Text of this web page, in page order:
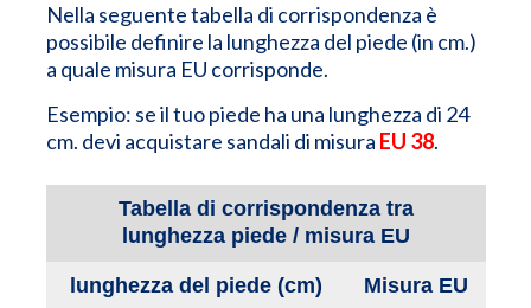
Nella seguente tabella di corrispondenza è
possibile definire la lunghezza del piede (in cm.)
a quale misura EU corrisponde.
Esempio: se il tuo piede ha una lunghezza di 24
cm. devi acquistare sandali di misura EU 38.
Tabella di corrispondenza tra
lunghezza piede / misura EU
lunghezza del piede (cm) Misura EU